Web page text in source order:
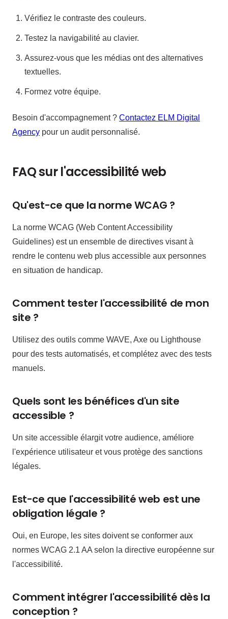
Vérifiez le contraste des couleurs.
Testez la navigabilité au clavier.
Assurez-vous que les médias ont des alternatives
textuelles.
Formez votre équipe.
Besoin d'accompagnement ? Contactez ELM Digital
Agency pour un audit personnalisé.
FAQ sur l'accessibilité web
Qu'est-ce que la norme WCAG ?
La norme WCAG (Web Content Accessibility
Guidelines) est un ensemble de directives visant à
rendre le contenu web plus accessible aux personnes
en situation de handicap.
Comment tester l'accessibilité de mon
site ?
Utilisez des outils comme WAVE, Axe ou Lighthouse
pour des tests automatisés, et complétez avec des tests
manuels.
Quels sont les bénéfices d'un site
accessible ?
Un site accessible élargit votre audience, améliore
l'expérience utilisateur et vous protège des sanctions
légales.
Est-ce que l'accessibilité web est une
obligation légale ?
Oui, en Europe, les sites doivent se conformer aux
normes WCAG 2.1 AA selon la directive européenne sur
l'accessibilité.
Comment intégrer l'accessibilité dès la
conception ?